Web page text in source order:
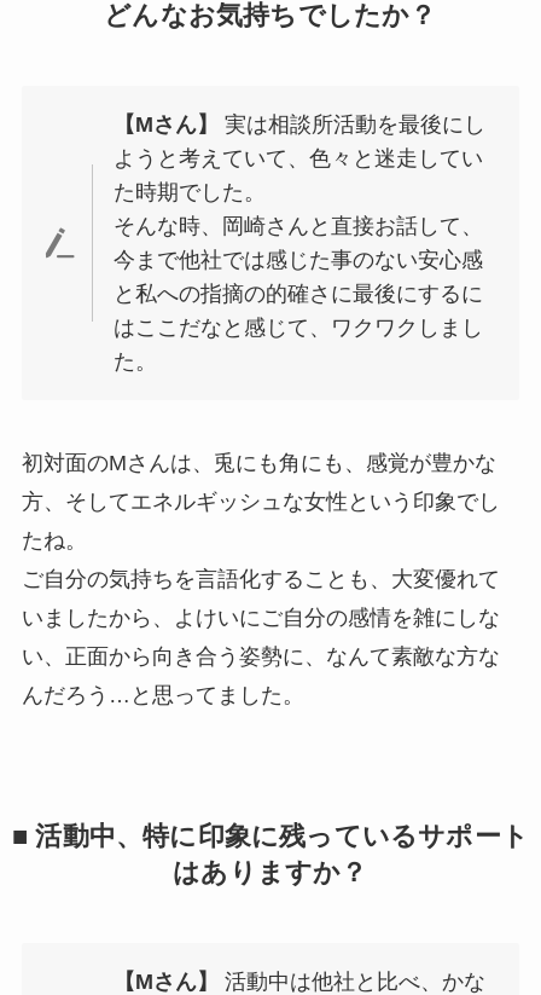
どんなお気持ちでしたか？
【Mさん】
実は相談所活動を最後にし
ようと考えていて、色々と迷走してい
た時期でした。
そんな時、岡崎さんと直接お話して、
今まで他社では感じた事のない安心感
と私への指摘の的確さに最後にするに
はここだなと感じて、ワクワクしまし
た。
初対面のMさんは、兎にも角にも、感覚が豊かな
方、そしてエネルギッシュな女性という印象でし
たね。
ご自分の気持ちを言語化することも、大変優れて
いましたから、よけいにご自分の感情を雑にしな
い、正面から向き合う姿勢に、なんて素敵な方な
んだろう…と思ってました。
■ 活動中、特に印象に残っているサポート
はありますか？
【Mさん】
活動中は他社と比べ、かな